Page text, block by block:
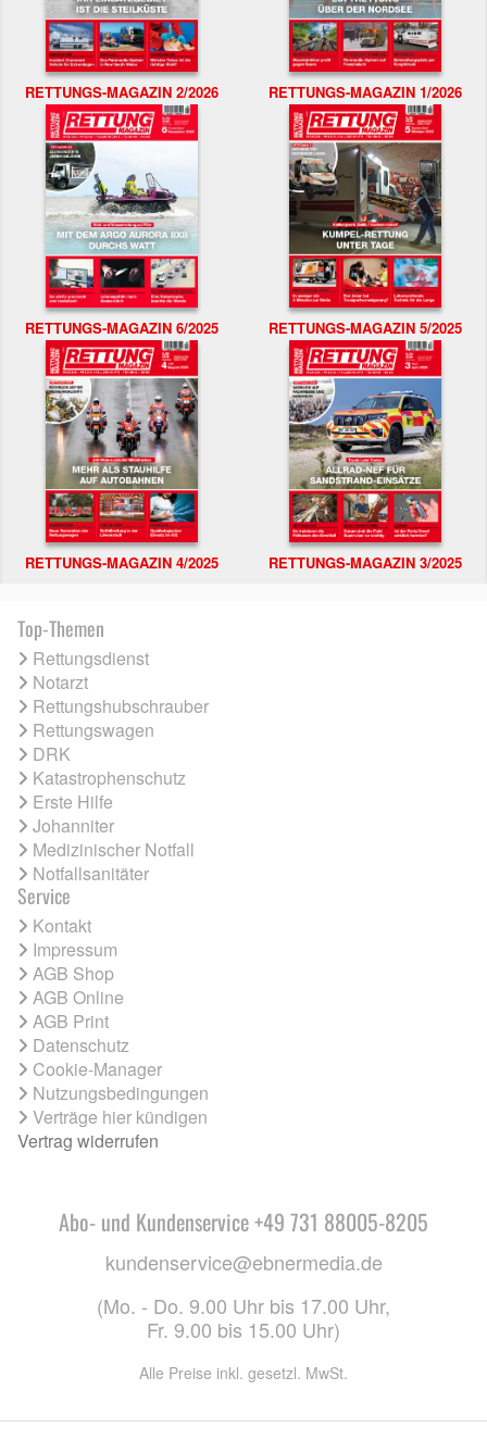
RETTUNGS-MAGAZIN 2/2026 RETTUNGS-MAGAZIN 1/2026
RETTUNGS-MAGAZIN 6/2025 RETTUNGS-MAGAZIN 5/2025
RETTUNGS-MAGAZIN 4/2025 RETTUNGS-MAGAZIN 3/2025
Top-Themen
Rettungsdienst
Notarzt
Rettungshubschrauber
Rettungswagen
DRK
Katastrophenschutz
Erste Hilfe
Johanniter
Medizinischer Notfall
Notfallsanitäter
Service
Kontakt
Impressum
AGB Shop
AGB Online
AGB Print
Datenschutz
Cookie-Manager
Nutzungsbedingungen
Verträge hier kündigen
Vertrag widerrufen
Abo- und Kundenservice +49 731 88005-8205
kundenservice@ebnermedia.de
(Mo. - Do. 9.00 Uhr bis 17.00 Uhr,
Fr. 9.00 bis 15.00 Uhr)
Alle Preise inkl. gesetzl. MwSt.